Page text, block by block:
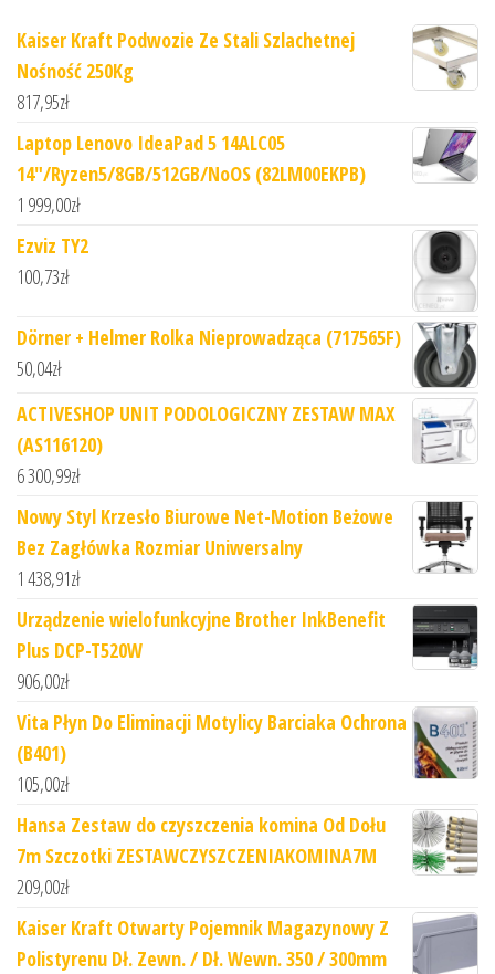
Kaiser Kraft Podwozie Ze Stali Szlachetnej
Nośność 250Kg
817,95zł
Laptop Lenovo IdeaPad 5 14ALC05
14"/Ryzen5/8GB/512GB/NoOS (82LM00EKPB)
1 999,00zł
Ezviz TY2
100,73zł
Dörner + Helmer Rolka Nieprowadząca (717565F)
50,04zł
ACTIVESHOP UNIT PODOLOGICZNY ZESTAW MAX
(AS116120)
6 300,99zł
Nowy Styl Krzesło Biurowe Net-Motion Beżowe
Bez Zagłówka Rozmiar Uniwersalny
1 438,91zł
Urządzenie wielofunkcyjne Brother InkBenefit
Plus DCP-T520W
906,00zł
Vita Płyn Do Eliminacji Motylicy Barciaka Ochrona
(B401)
105,00zł
Hansa Zestaw do czyszczenia komina Od Dołu
7m Szczotki ZESTAWCZYSZCZENIAKOMINA7M
209,00zł
Kaiser Kraft Otwarty Pojemnik Magazynowy Z
Polistyrenu Dł. Zewn. / Dł. Wewn. 350 / 300mm